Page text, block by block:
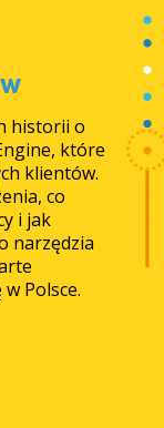
historii o
które
klientów.
co
i jak
narzędzia
Polsce.